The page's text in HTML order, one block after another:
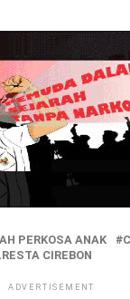
PERKOSA ANAK
CIREBON
ADVERTISEMENT